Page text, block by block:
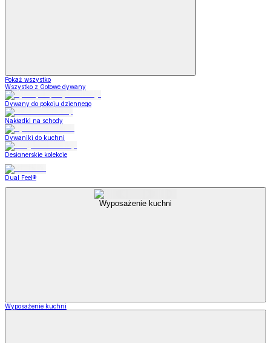
Pokaż wszystko
Wszystko z Gotowe dywany
Dywany do pokoju dziennego
Nakładki na schody
Dywaniki do kuchni
Designerskie kolekcje
Dual Feel®
Wyposażenie kuchni
Wyposażenie kuchni